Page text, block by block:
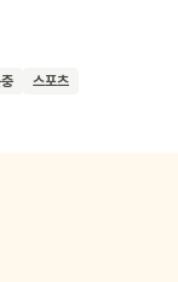
활약하네요.
으로 꿀을 찾으러
스포츠